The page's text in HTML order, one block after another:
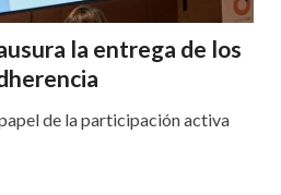
la entrega de los
de la participación activa